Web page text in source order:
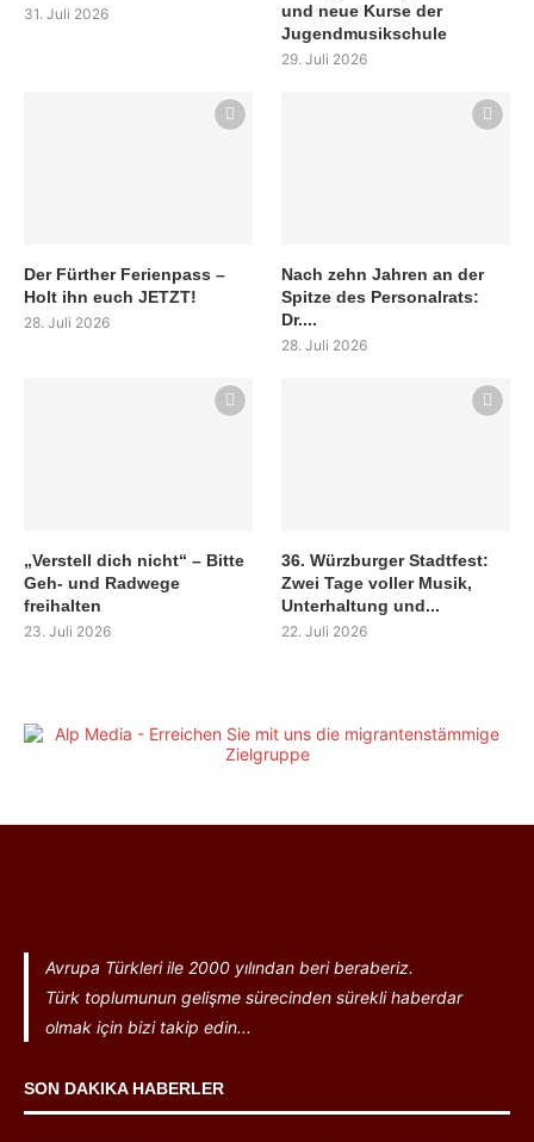
31. Juli 2026
und neue Kurse der
Jugendmusikschule
29. Juli 2026
Der Fürther Ferienpass –
Holt ihn euch JETZT!
28. Juli 2026
Nach zehn Jahren an der
Spitze des Personalrats:
Dr....
28. Juli 2026
„Verstell dich nicht“ – Bitte
Geh- und Radwege
freihalten
23. Juli 2026
36. Würzburger Stadtfest:
Zwei Tage voller Musik,
Unterhaltung und...
22. Juli 2026
Avrupa Türkleri ile 2000 yılından beri beraberiz.
Türk toplumunun gelişme sürecinden sürekli haberdar
olmak için bizi takip edin...
SON DAKIKA HABERLER